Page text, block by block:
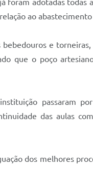
adotadas todas
ao
bebedouros e
que o poço
passaram
das aulas
dos melhores